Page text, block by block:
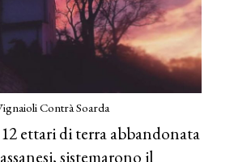
Contrà Soarda
ettari di terra abbandonata
sistemarono il